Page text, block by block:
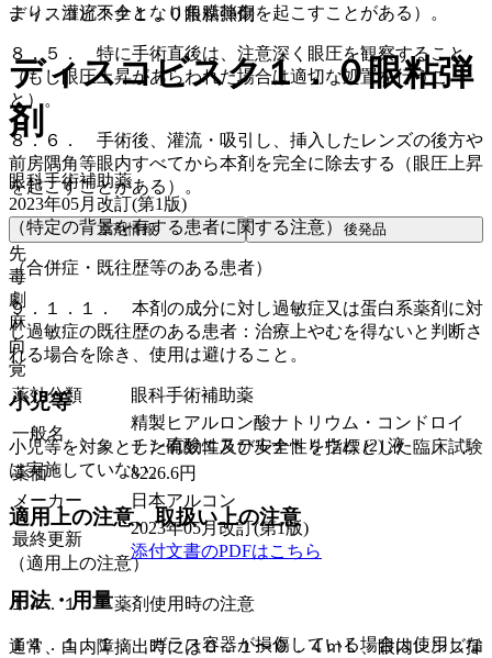
より、灌流不全となり角膜熱傷を起こすことがある）。
８．５． 特に手術直後は、注意深く眼圧を観察すること
（もし眼圧上昇があらわれた場合は適切な処置を行うこ
と）。
８．６． 手術後、灌流・吸引し、挿入したレンズの後方や
前房隅角等眼内すべてから本剤を完全に除去する（眼圧上昇
を起こすことがある）。
（特定の背景を有する患者に関する注意）
（合併症・既往歴等のある患者）
９．１．１． 本剤の成分に対し過敏症又は蛋白系薬剤に対
し過敏症の既往歴のある患者：治療上やむを得ないと判断さ
れる場合を除き、使用は避けること。
小児等
小児等を対象とした有効性及び安全性を指標とした臨床試験
は実施していない。
適用上の注意、取扱い上の注意
（適用上の注意）
１４．１． 薬剤使用時の注意
１４．１．１． ガラス容器が損傷している場合は使用しな
ディスコビスク１．０眼粘弾剤
ディスコビスク１．０眼粘弾
剤
眼科手術補助薬
2023年05月改訂(第1版)
薬剤情報 後発品
先
毒
劇
麻
向
覚
薬効分類
眼科手術補助薬
一般名
精製ヒアルロン酸ナトリウム・コンドロイ
チン硫酸エステルナトリウム (2) 液
薬価
8226.6円
メーカー
日本アルコン
最終更新
2023年05月改訂(第1版)
添付文書のPDFはこちら
用法・用量
通常、白内障摘出時には０．１〜０．４ｍＬ、眼内レンズ挿